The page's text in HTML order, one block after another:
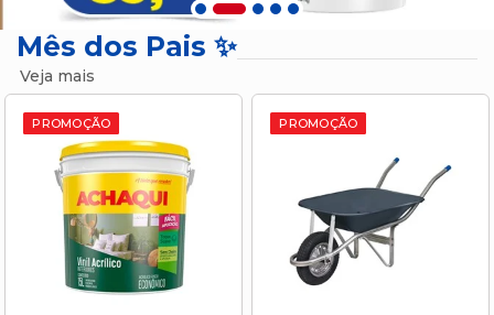
Mês dos Pais ✨
Veja mais
PROMOÇÃO PROMOÇÃO